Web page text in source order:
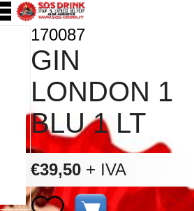
170087
GIN
LONDON 1
BLU 1 LT
€39,50 + IVA